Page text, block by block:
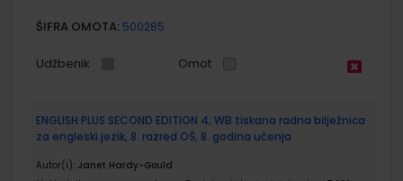
ŠIFRA OMOTA: 500285
Udžbenik Omot
ENGLISH PLUS SECOND EDITION 4; WB tiskana radna bilježnica
za engleski jezik, 8. razred OŠ, 8. godina učenja
Autor(i): Janet Hardy-Gould